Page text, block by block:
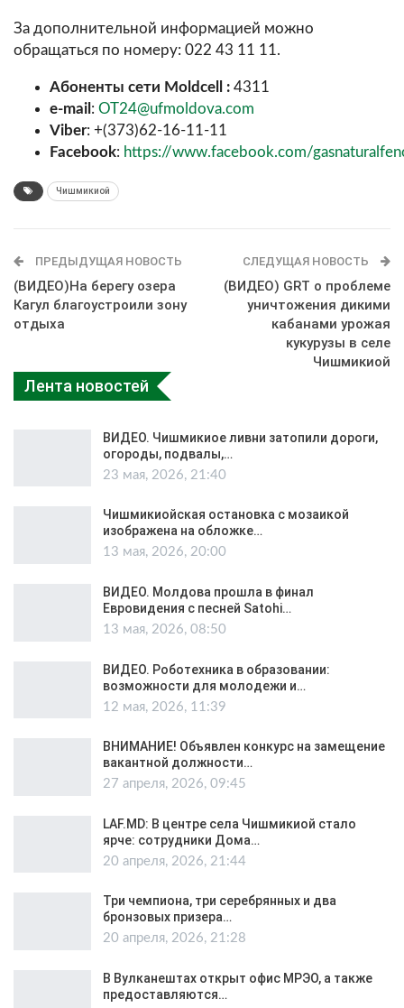
За дополнительной информацией можно
обращаться по номеру: 022 43 11 11.
Абоненты сети Moldcell : 4311
e-mail : OT24@ufmoldova.com
Viber: +(373)62-16-11-11
Facebook: https://www.facebook.com/
Чишмикиой
ПРЕДЫДУЩАЯ НОВОСТЬ
(ВИДЕО)На берегу озера
Кагул благоустроили зону
отдыха
СЛЕДУЩАЯ НОВОСТЬ
(ВИДЕО) GRT о проблеме
уничтожения дикими
кабанами урожая
кукурузы в селе
Чишмикиой
Лента новостей
ВИДЕО. Чишмикиое ливни затопили дороги,
огороды, подвалы,…
23 мая, 2026, 21:40
Чишмикиойская остановка с мозаикой
изображена на обложке…
13 мая, 2026, 20:00
ВИДЕО. Молдова прошла в финал
Евровидения с песней Satohi…
13 мая, 2026, 08:50
ВИДЕО. Роботехника в образовании:
возможности для молодежи и…
12 мая, 2026, 11:39
ВНИМАНИЕ! Объявлен конкурс на замещение
вакантной должности…
27 апреля, 2026, 09:45
LAF.MD: В центре села Чишмикиой стало
ярче: сотрудники Дома…
20 апреля, 2026, 21:44
Три чемпиона, три серебрянных и два
бронзовых призера…
20 апреля, 2026, 21:28
В Вулканештах открыт офис МРЭО, а также
предоставляются…